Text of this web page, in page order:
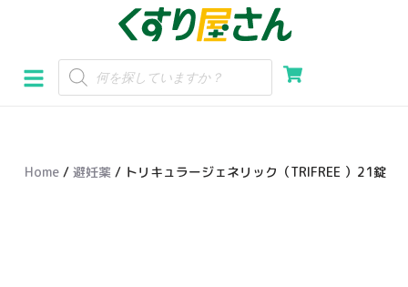
ン
テ
スHome / 避妊薬 / トリキュラージェネリック（TRIFREE ）21錠